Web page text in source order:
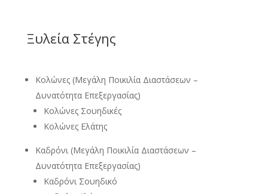
Ξυλεία Στέγης
Κολώνες (Μεγάλη Ποικιλία Διαστάσεων –
Δυνατότητα Επεξεργασίας)
Κολώνες Σουηδικές
Κολώνες Ελάτης
Καδρόνι (Μεγάλη Ποικιλία Διαστάσεων –
Δυνατότητα Επεξεργασίας)
Καδρόνι Σουηδικό